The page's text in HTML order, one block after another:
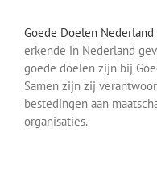
Goede Doelen Nederland
erkende in Nederland
goede doelen zijn bij
Samen zijn zij
bestedingen aan
organisaties.